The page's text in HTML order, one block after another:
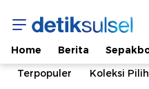
Home Berita
Terpopuler
Koleksi